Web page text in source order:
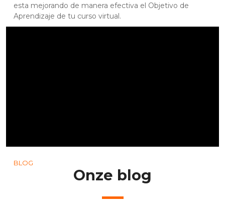
esta mejorando de manera efectiva el Objetivo de
Aprendizaje de tu curso virtual.
BLOG
Onze blog